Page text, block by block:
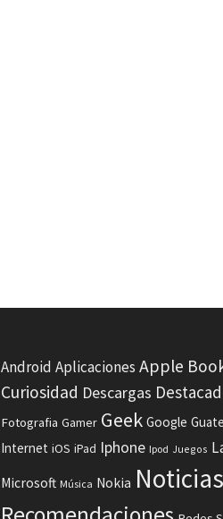
Android Aplicaciones Apple
Curiosidad Descargas
Fotografia Gamer Geek Google
Internet iOS iPad Iphone Ipod Juegos
Microsoft Música Nokia Noticias